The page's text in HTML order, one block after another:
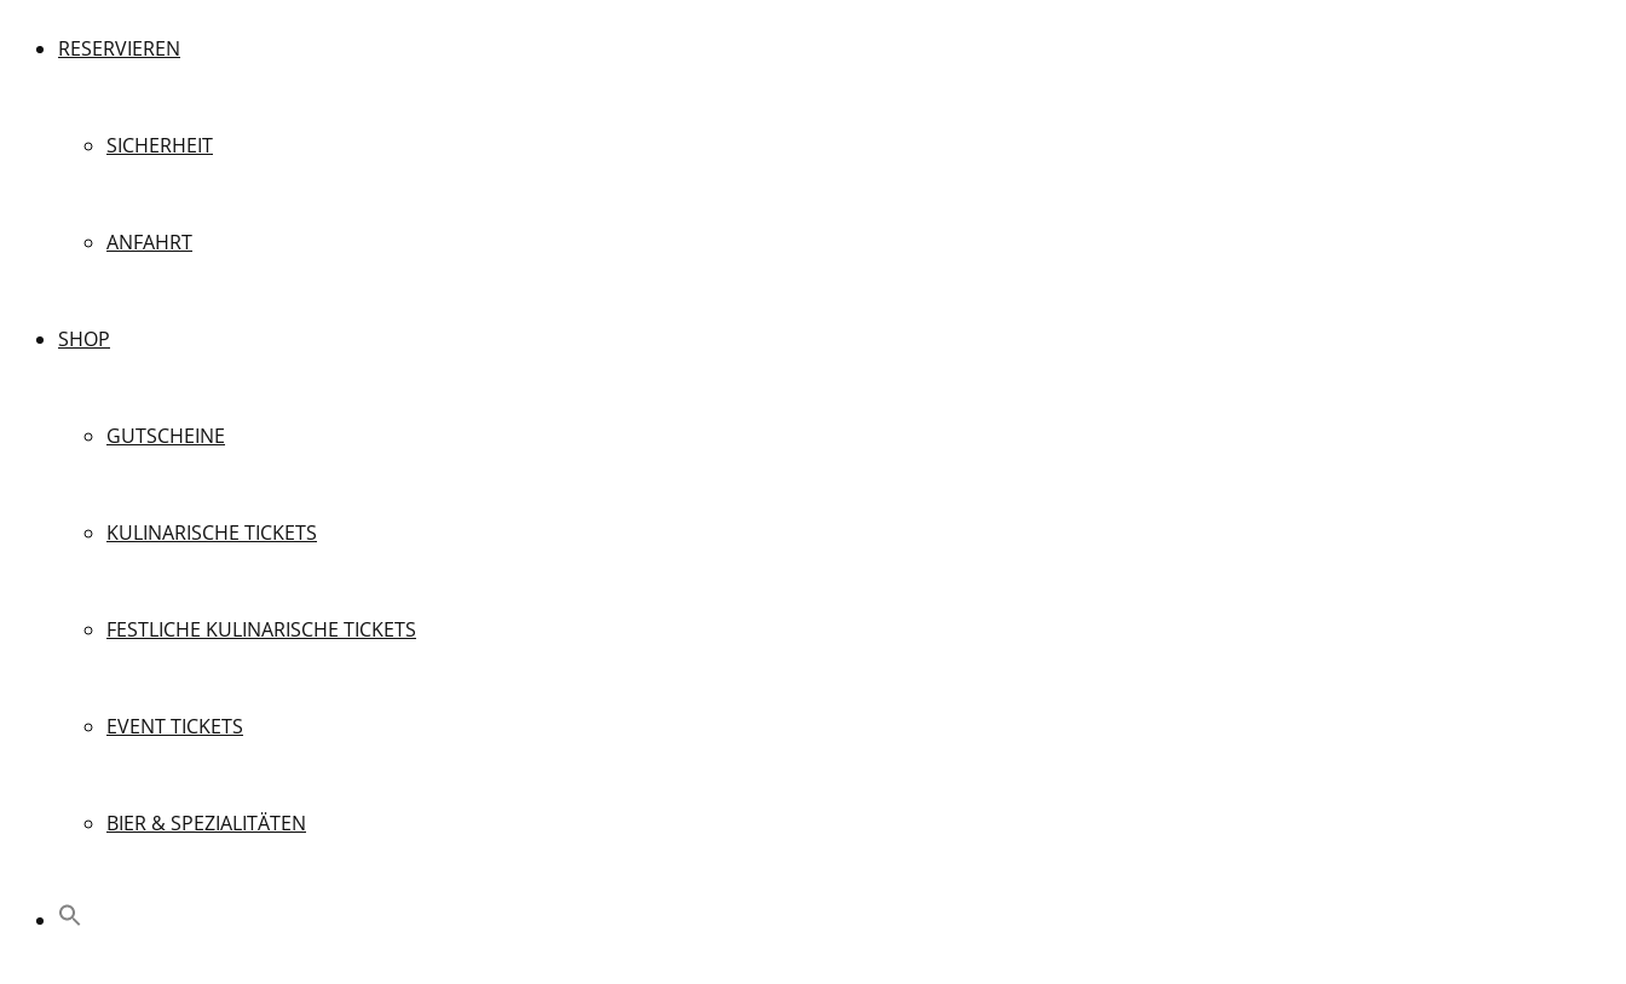
RESERVIEREN
SICHERHEIT
ANFAHRT
SHOP
GUTSCHEINE
KULINARISCHE TICKETS
FESTLICHE KULINARISCHE TICKETS
EVENT TICKETS
BIER & SPEZIALITÄTEN